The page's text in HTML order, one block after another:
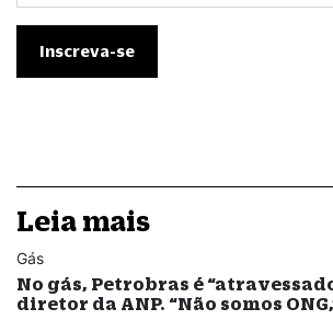
Leia mais
Gás
No gás, Petrobras é
diretor da ANP. “Não somos